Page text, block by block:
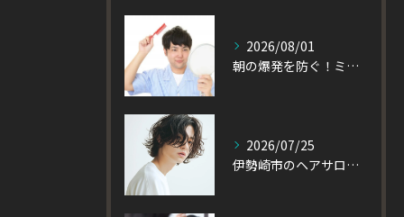
2026/08/01
朝の爆発を防ぐ！ミディアムヘアのメンズがパーマをかけるべき理由
2026/07/25
伊勢崎市のヘアサロン発！黒髪でも重たく見えない大人パーマとは